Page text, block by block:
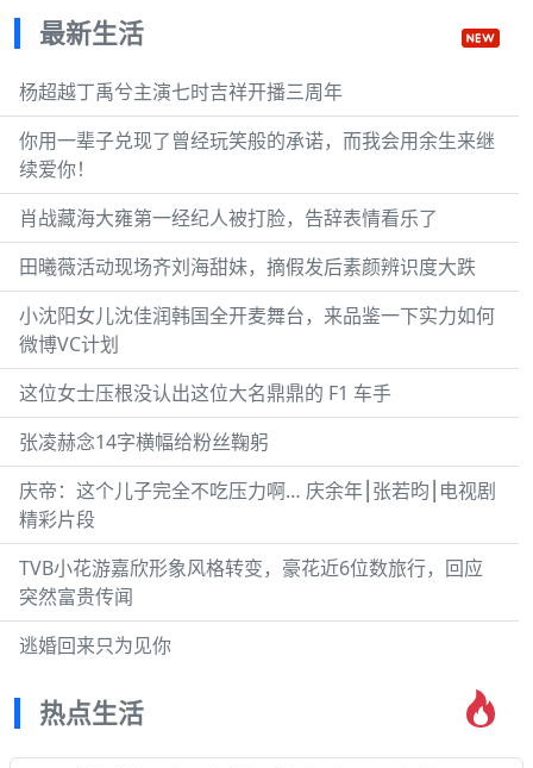
最新生活
杨超越丁禹兮主演七时吉祥开播三周年
你用一辈子兑现了曾经玩笑般的承诺，而我会用余生来继
续爱你！
肖战藏海大雍第一经纪人被打脸，告辞表情看乐了
田曦薇活动现场齐刘海甜妹，摘假发后素颜辨识度大跌
小沈阳女儿沈佳润韩国全开麦舞台，来品鉴一下实力如何
微博VC计划
这位女士压根没认出这位大名鼎鼎的 F1 车手
张凌赫念14字横幅给粉丝鞠躬
庆帝：这个儿子完全不吃压力啊… 庆余年⎮张若昀⎮电视剧
精彩片段
TVB小花游嘉欣形象风格转变，豪花近6位数旅行，回应
突然富贵传闻
逃婚回来只为见你
热点生活